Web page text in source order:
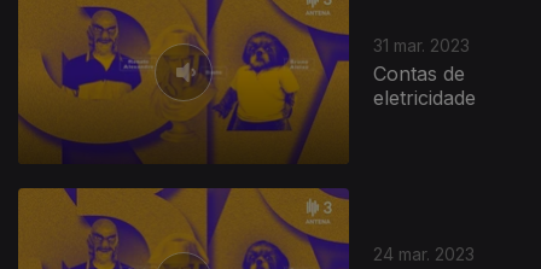
31 mar. 2023
Contas de
eletricidade
24 mar. 2023